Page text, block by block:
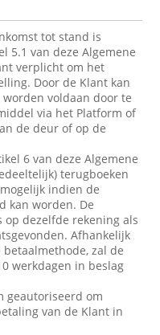
tot stand is
5.1 van deze Algemene
verplicht om het
Door de Klant kan
voldaan door te
via het Platform of
de deur of op de
6 van deze Algemene
terugboeken
indien de
kan worden. De
dezelfde rekening als
Afhankelijk
zal de
werkdagen in beslag
geautoriseerd om
van de Klant in